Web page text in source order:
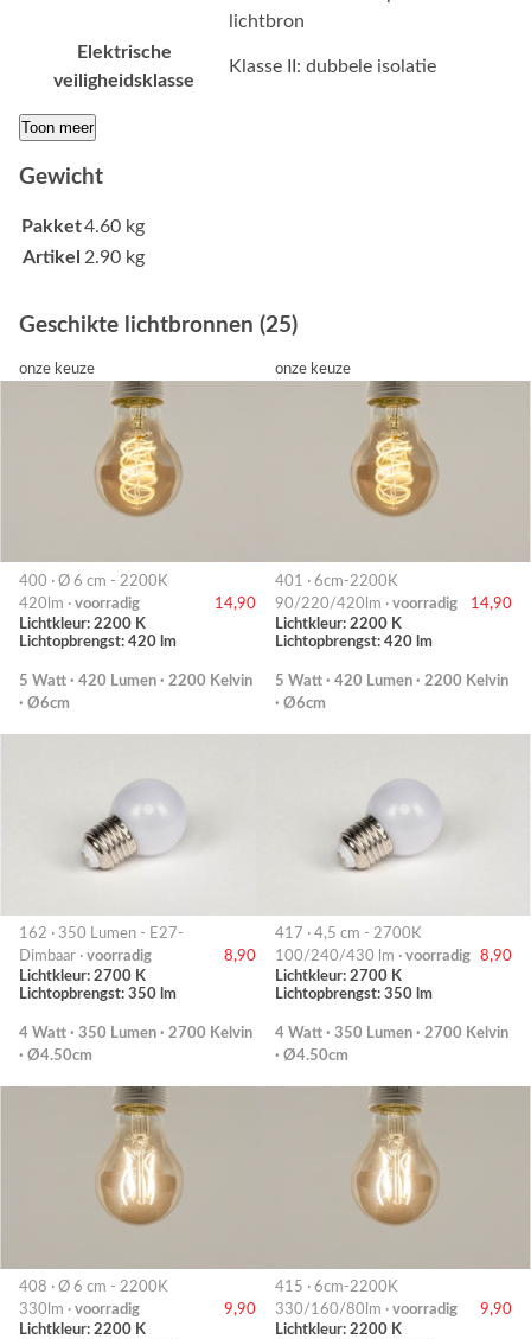
lichtbron
Elektrische
veiligheidsklasse
Klasse II: dubbele isolatie
Toon meer
Gewicht
Pakket4.60 kg
Artikel 2.90 kg
Geschikte lichtbronnen (25)
onze keuze
400 · Ø 6 cm - 2200K
420lm · voorradig
14,90
Lichtkleur: 2200 K
Lichtopbrengst: 420 lm
5 Watt · 420 Lumen · 2200 Kelvin
· Ø6cm
onze keuze
401 · 6cm-2200K
90/220/420lm · voorradig
14,90
Lichtkleur: 2200 K
Lichtopbrengst: 420 lm
5 Watt · 420 Lumen · 2200 Kelvin
· Ø6cm
162 · 350 Lumen - E27-
Dimbaar · voorradig
8,90
Lichtkleur: 2700 K
Lichtopbrengst: 350 lm
4 Watt · 350 Lumen · 2700 Kelvin
· Ø4.50cm
417 · 4,5 cm - 2700K
100/240/430 lm · voorradig
8,90
Lichtkleur: 2700 K
Lichtopbrengst: 350 lm
4 Watt · 350 Lumen · 2700 Kelvin
· Ø4.50cm
408 · Ø 6 cm - 2200K
330lm · voorradig
9,90
Lichtkleur: 2200 K
415 · 6cm-2200K
330/160/80lm · voorradig
9,90
Lichtkleur: 2200 K